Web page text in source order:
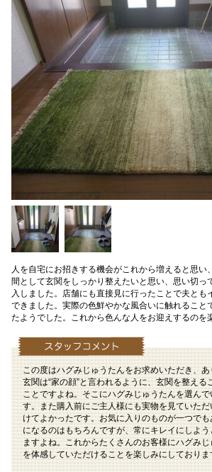
人を自宅にお招きする機会がこれから増えると思い
間として玄関をしっかり整えたいと思い、思い切っ
入しました。店舗にも直接見に行ったことで夫とも
できました。実際の色鮮やかな風合いに触れること
たようでした。これから色んな人をお迎えするのを
この度はハグみじゅうたんをお求めいただき、
玄関は“家の顔”と言われるように、玄関を整える
ことですよね。そこにハグみじゅうたんを選ん
す。また購入前にご主人様にも実物を見ていた
けてよかったです。お気に入りのものが一つで
になるのはもちろんですが、常にキレイにしよ
ますよね。これからたくさんのお客様にハグみ
を体感していただけることを楽しみにしておりま